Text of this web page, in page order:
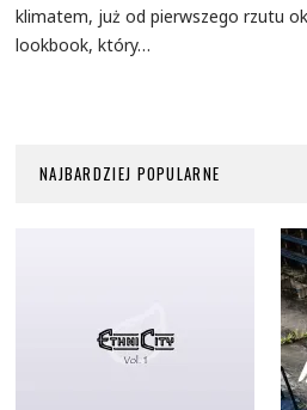
klimatem, już od pierwszego rzutu
lookbook, który…
NAJBARDZIEJ POPULARNE